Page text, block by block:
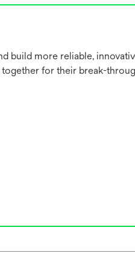
build more reliable,
for their break-